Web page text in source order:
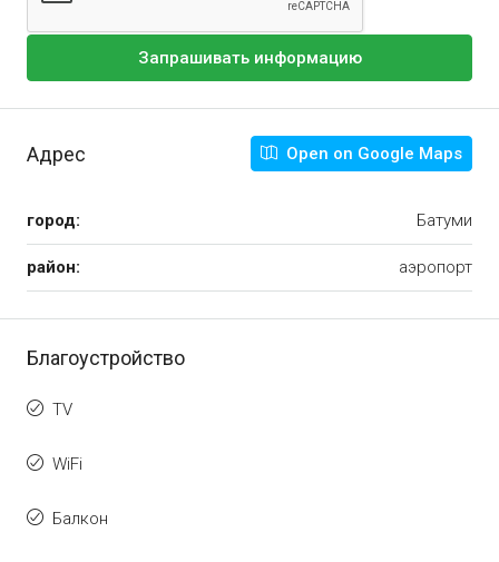
Запрашивать информацию
Адрес Open on Google Maps
город: Батуми
район: аэропорт
Благоустройство
TV
WiFi
Балкон